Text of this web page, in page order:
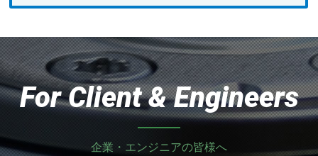
For Client & Engineers
企業・エンジニアの皆様へ